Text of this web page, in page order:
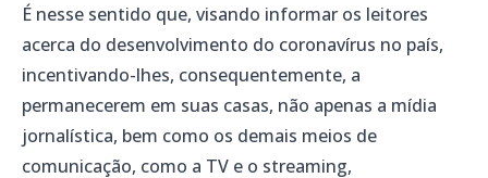
É nesse sentido que, visando informar os leitores
acerca do desenvolvimento do coronavírus no país,
incentivando-lhes, consequentemente, a
permanecerem em suas casas, não apenas a mídia
jornalística, bem como os demais meios de
comunicação, como a TV e o streaming,